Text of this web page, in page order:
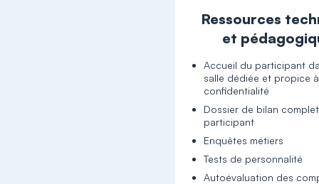
Ressources
et
Accueil du participant
salle dédiée et propice
confidentialité
Dossier de bilan
participant
Enquêtes métiers
Tests de personnalité
Autoévaluation des